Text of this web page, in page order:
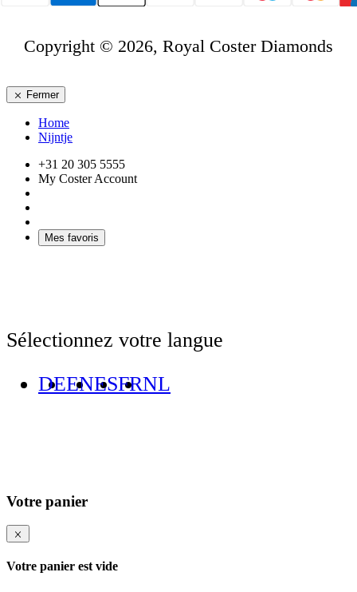
Copyright © 2026, Royal Coster Diamonds
Fermer
Home
Nijntje
+31 20 305 5555
My Coster Account
Mes favoris
Sélectionnez votre langue
DEENESFRNL
Votre panier
Votre panier est vide